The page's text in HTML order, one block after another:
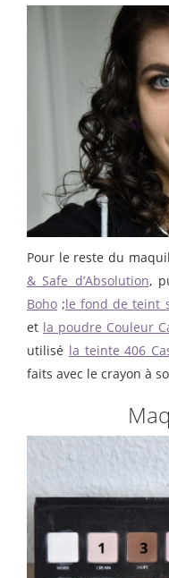
Pour le reste du
& Safe d’Absolution,
Boho ;le fond de teint
et la poudre Couleur
utilisé la teinte 406
faits avec le crayon à